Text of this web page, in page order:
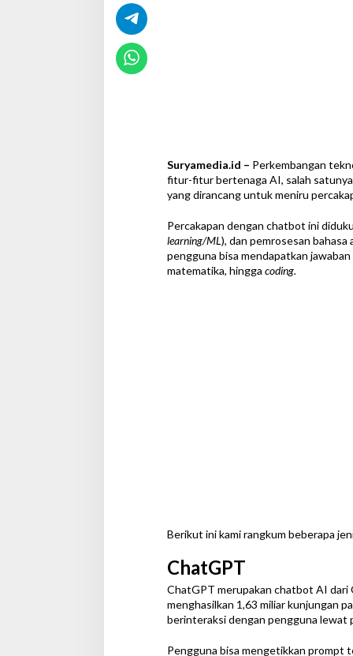
Suryamedia.id – Perkembangan
fitur-fitur bertenaga AI, salah satunya
yang dirancang untuk meniru
Percakapan dengan chatbot ini
learning/ML), dan pemrosesan bahasa
pengguna bisa mendapatkan
matematika, hingga coding.
Berikut ini kami rangkum beberapa
ChatGPT
ChatGPT merupakan chatbot AI dari
menghasilkan 1,63 miliar kunjungan
berinteraksi dengan pengguna lewat
Pengguna bisa mengetikkan prompt